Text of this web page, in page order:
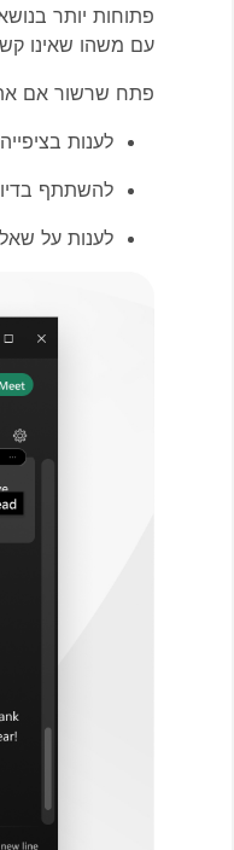
פתוחות יותר
עם משהו שאינו
פתח שרשור אם
לענות
להשתתף
לענות על